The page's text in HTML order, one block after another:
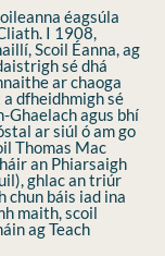
éagsúla
I 1908,
Scoil Éanna, ag
sé dhá
ar chaoga
dfheidhmigh sé
Ghaelach agus bhí
ar siúl ó am go
Thomas Mac
an Phiarsaigh
ghlac an triúr
chun báis iad ina
maith, scoil
ag Teach